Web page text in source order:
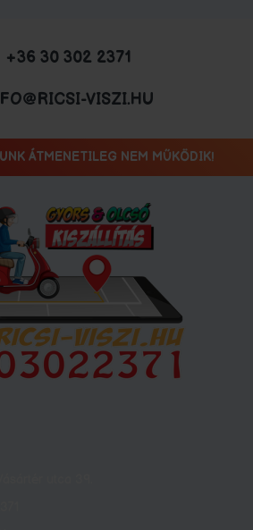
+36 30 302 2371
VISZI.HU
ÁTMENETILEG NEM MŰKÖDIK!